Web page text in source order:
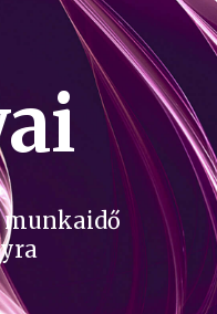
munkaidő